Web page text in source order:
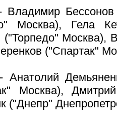
Владимир
Москва), Гела
("Торпедо" Москва),
("Спартак"
Анатолий
Москва),
("Днепр"